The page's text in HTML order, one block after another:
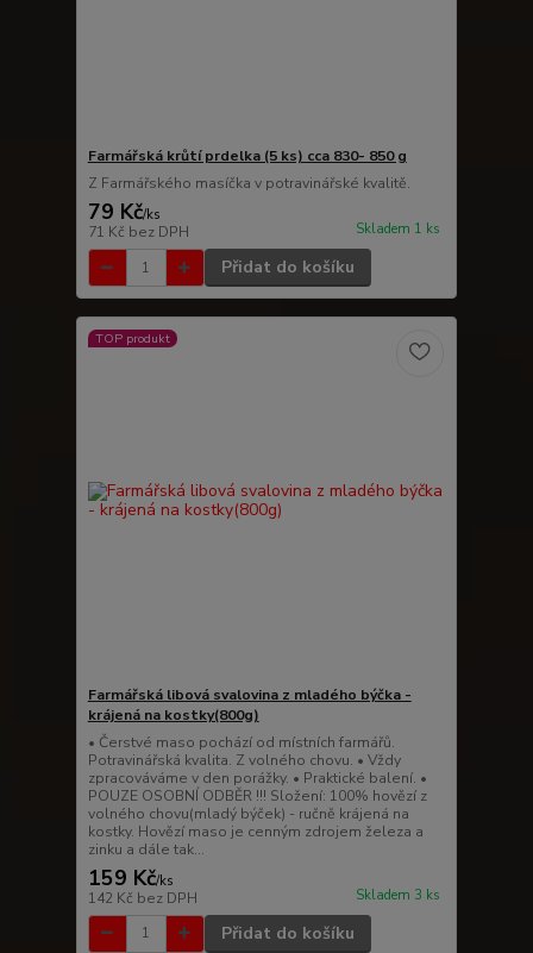
Farmářská krůtí prdelka (5 ks) cca 830- 850 g
Z Farmářského masíčka v potravinářské kvalitě.
79 Kč/ks
71 Kč bez DPH Skladem 1 ks
Přidat do košíku
TOP produkt
Farmářská libová svalovina z mladého býčka -
krájená na kostky(800g)
• Čerstvé maso pochází od místních farmářů.
Potravinářská kvalita. Z volného chovu. • Vždy
zpracováváme v den porážky. • Praktické balení. •
POUZE OSOBNÍ ODBĚR !!! Složení: 100% hovězí z
volného chovu(mladý býček) - ručně krájená na
kostky. Hovězí maso je cenným zdrojem železa a
zinku a dále tak...
159 Kč/ks
142 Kč bez DPH Skladem 3 ks
Přidat do košíku